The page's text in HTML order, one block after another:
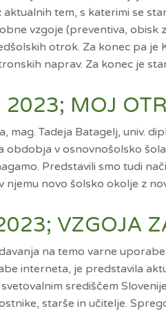
aktualnih tem, s katerimi se
vzgoje (preventiva, obisk
otrok. Za konec pa je
naprav. Za konec je
MOJ
mag. Tadeja Batagelj, univ.
obdobja v osnovnošolsko
Predstavili smo tudi
njemu novo šolsko okolje z
VZGOJA
na temo varne
interneta, je predstavila
središčem
starše in učitelje.